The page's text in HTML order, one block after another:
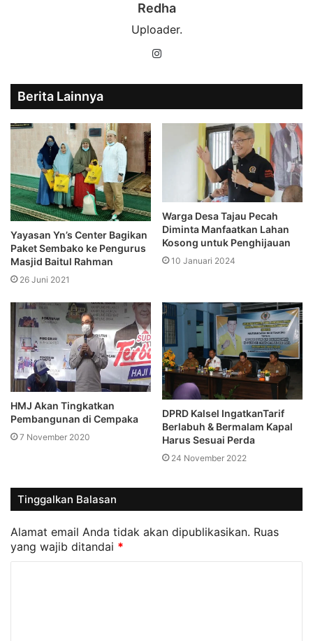
Redha
Uploader.
Instagram
Berita Lainnya
Yayasan Yn’s Center Bagikan
Paket Sembako ke Pengurus
Masjid Baitul Rahman
26 Juni 2021
Warga Desa Tajau Pecah
Diminta Manfaatkan Lahan
Kosong untuk Penghijauan
10 Januari 2024
HMJ Akan Tingkatkan
Pembangunan di Cempaka
7 November 2020
DPRD Kalsel IngatkanTarif
Berlabuh & Bermalam Kapal
Harus Sesuai Perda
24 November 2022
Tinggalkan Balasan
Alamat email Anda tidak akan dipublikasikan. Ruas
yang wajib ditandai *